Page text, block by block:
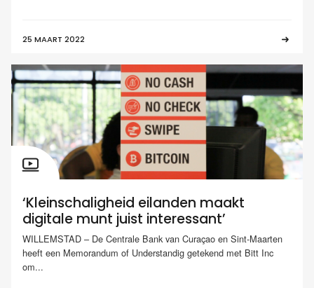
25 MAART 2022
‘Kleinschaligheid eilanden maakt
digitale munt juist interessant’
WILLEMSTAD – De Centrale Bank van Curaçao en Sint-Maarten
heeft een Memorandum of Understandig getekend met Bitt Inc
om...